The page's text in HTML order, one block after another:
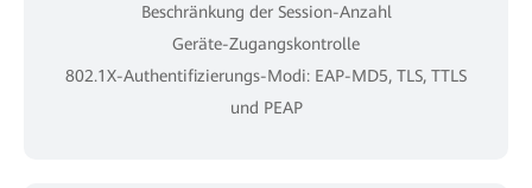
Beschränkung der Session-Anzahl
Geräte-Zugangskontrolle
802.1X-Authentifizierungs-Modi: EAP-MD5, TLS, TTLS
und PEAP